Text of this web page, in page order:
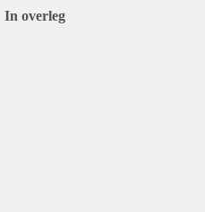
In overleg